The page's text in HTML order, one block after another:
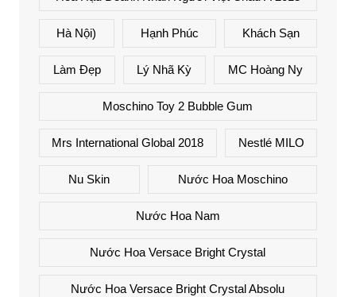
Hà Nội) Hạnh Phúc Khách Sạn
Làm Đẹp Lý Nhã Kỳ MC Hoàng Ny
Moschino Toy 2 Bubble Gum
Mrs International Global 2018 Nestlé MILO
Nu Skin Nước Hoa Moschino
Nước Hoa Nam
Nước Hoa Versace Bright Crystal
Nước Hoa Versace Bright Crystal Absolu